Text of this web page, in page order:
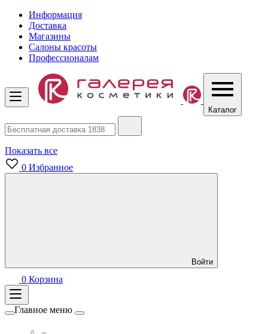
Информация
Доставка
Магазины
Салоны красоты
Профессионалам
Каталог
Показать все
0 Избранное
Войти
0 Корзина
Главное меню